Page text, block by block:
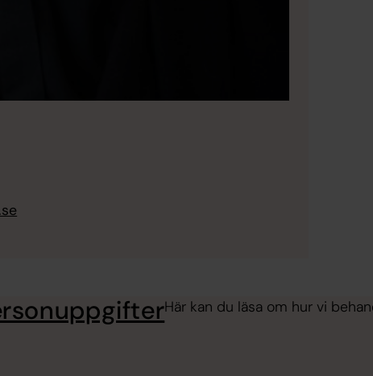
Här kan du läsa om hur vi